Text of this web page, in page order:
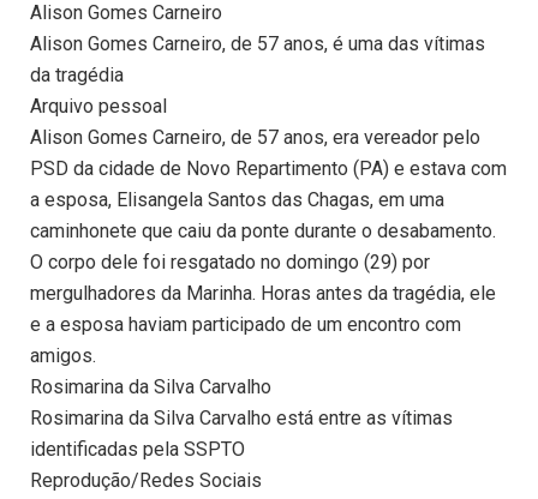
Alison Gomes Carneiro
Alison Gomes Carneiro, de 57 anos, é uma das vítimas
da tragédia
Arquivo pessoal
Alison Gomes Carneiro, de 57 anos, era vereador pelo
PSD da cidade de Novo Repartimento (PA) e estava com
a esposa, Elisangela Santos das Chagas, em uma
caminhonete que caiu da ponte durante o desabamento.
O corpo dele foi resgatado no domingo (29) por
mergulhadores da Marinha. Horas antes da tragédia, ele
e a esposa haviam participado de um encontro com
amigos.
Rosimarina da Silva Carvalho
Rosimarina da Silva Carvalho está entre as vítimas
identificadas pela SSPTO
Reprodução/Redes Sociais